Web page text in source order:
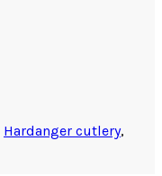
Hardanger cutlery,